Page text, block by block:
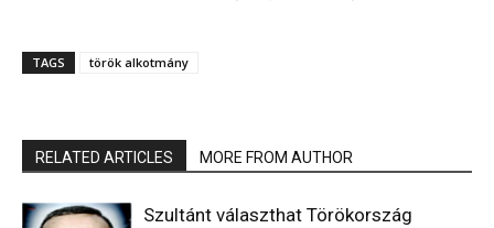
TAGS török alkotmány
RELATED ARTICLES MORE FROM AUTHOR
Szultánt választhat Törökország